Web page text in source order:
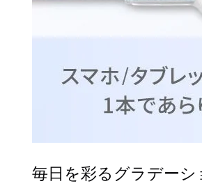
毎日を彩るグラデーシ